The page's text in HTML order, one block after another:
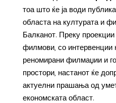
тоа што ќе ја води
областа на културата и
Балканот. Преку
филмови, со интервенции
реномирани филмаџии и
простори, настанот ќе
актуелни прашања од
економската област.